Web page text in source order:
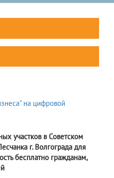
участков в Советском
г. Волгограда для
бесплатно гражданам,